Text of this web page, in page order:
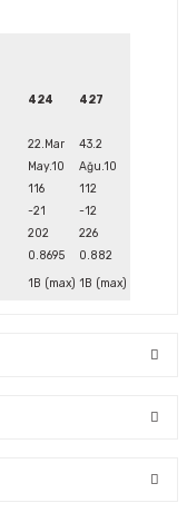
424
427
22.Mar
43.2
May.10
Ağu.10
116
112
-21
-12
202
226
0.8695
0.882
1B (max) 1B (max)